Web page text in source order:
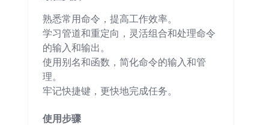
熟悉常用命令，提高工作效率。
学习管道和重定向，灵活组合和处理命令
的输入和输出。
使用别名和函数，简化命令的输入和管
理。
牢记快捷键，更快地完成任务。
使用步骤